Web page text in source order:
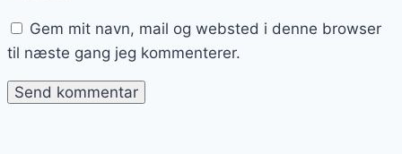
Gem mit navn, mail og websted i denne browser
til næste gang jeg kommenterer.